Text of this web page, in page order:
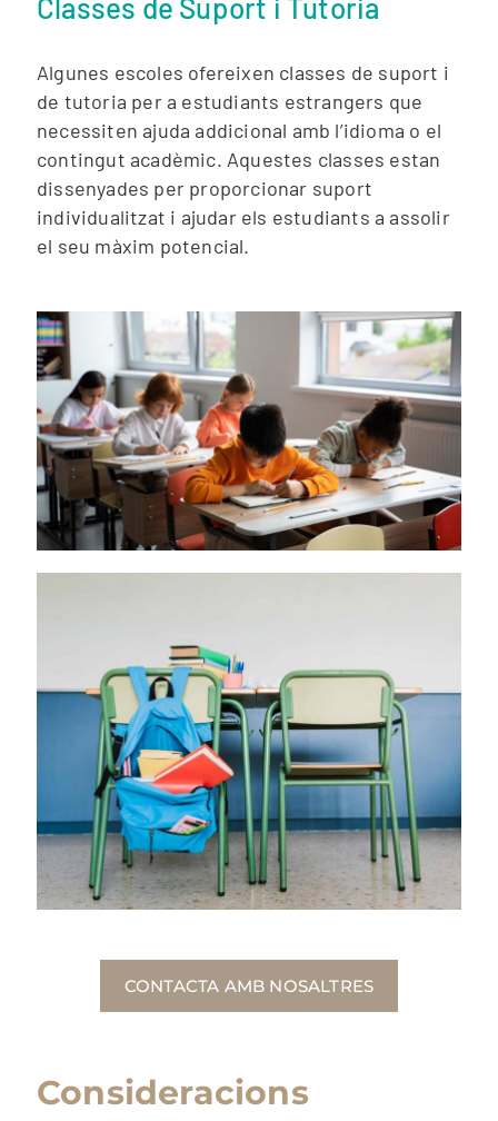
Classes de Suport i Tutoria
Algunes escoles ofereixen classes de suport i
de tutoria per a estudiants estrangers que
necessiten ajuda addicional amb l’idioma o el
contingut acadèmic. Aquestes classes estan
dissenyades per proporcionar suport
individualitzat i ajudar els estudiants a assolir
el seu màxim potencial.
CONTACTA AMB NOSALTRES
Consideracions